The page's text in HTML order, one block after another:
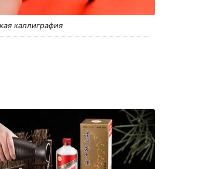
каллиграфия